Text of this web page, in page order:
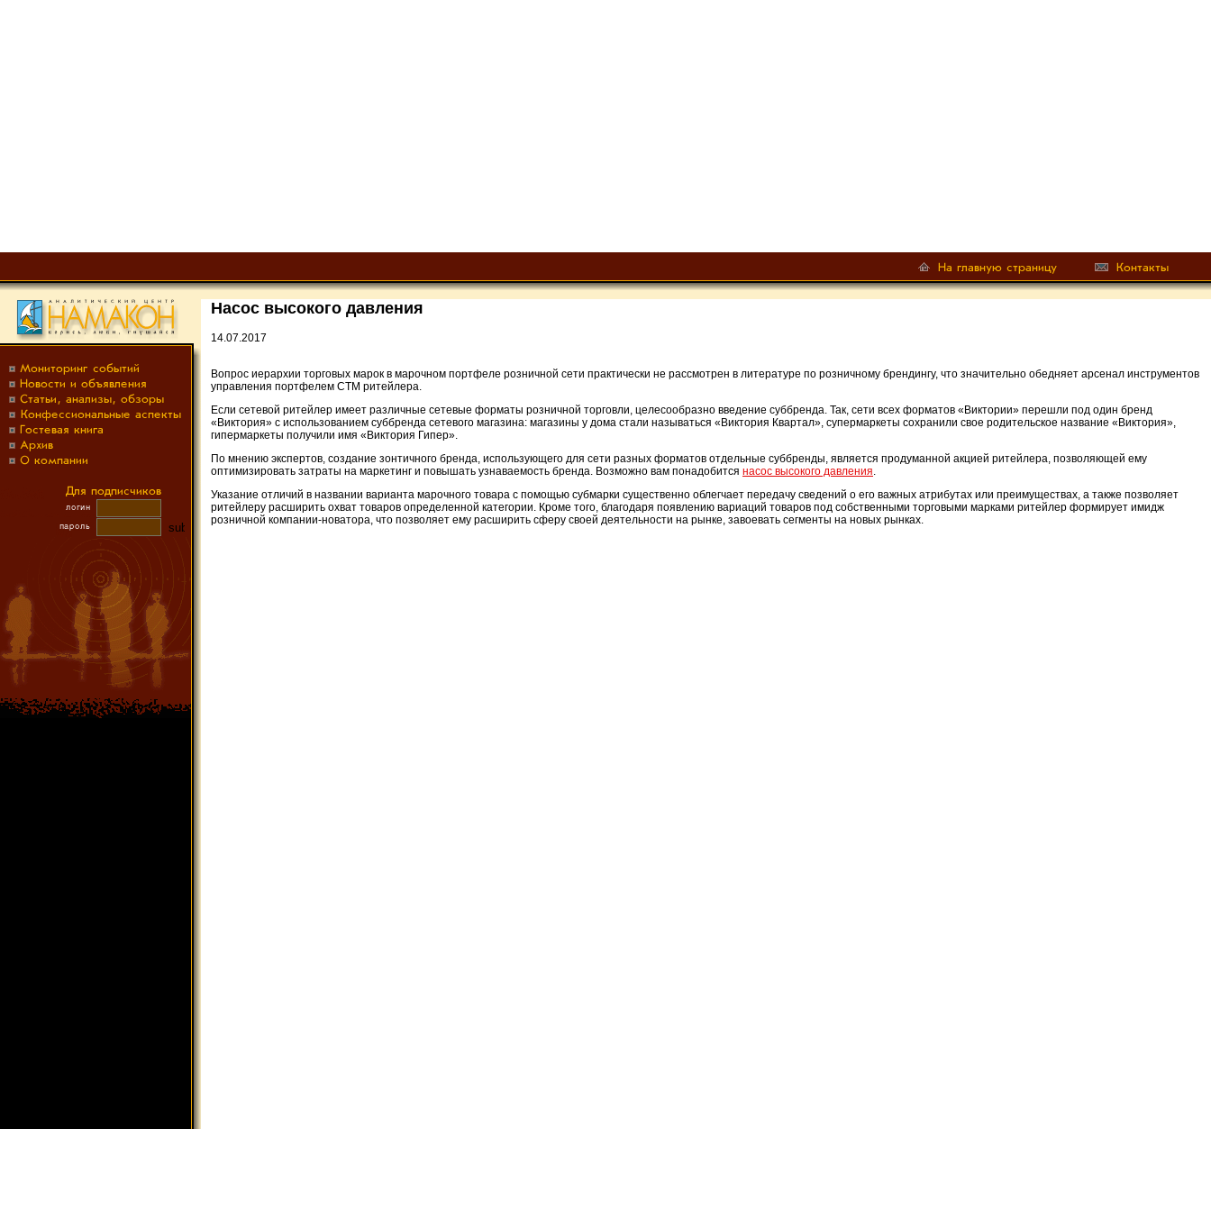
Насос высокого давления
14.07.2017
Вопрос иерархии торговых марок в марочном портфеле розничной сети практически не рассмотрен в литературе по розничному брендингу, что значительно обедняет арсенал инструментов
управления портфелем СТМ ритейлера.
Если сетевой ритейлер имеет различные сетевые форматы розничной торговли, целесообразно введение суббренда. Так, сети всех форматов «Виктории» перешли под один бренд
«Виктория» с использованием суббренда сетевого магазина: магазины у дома стали называться «Виктория Квартал», супермаркеты сохранили свое родительское название «Виктория»,
гипермаркеты получили имя «Виктория Гипер».
По мнению экспертов, создание зонтичного бренда, использующего для сети разных форматов отдельные суббренды, является продуманной акцией ритейлера, позволяющей ему
оптимизировать затраты на маркетинг и повышать узнаваемость бренда. Возможно вам понадобится насос высокого давления.
Указание отличий в названии варианта марочного товара с помощью субмарки существенно облегчает передачу сведений о его важных атрибутах или преимуществах, а также позволяет
ритейлеру расширить охват товаров определенной категории. Кроме того, благодаря появлению вариаций товаров под собственными торговыми марками ритейлер формирует имидж
розничной компании-новатора, что позволяет ему расширить сферу своей деятельности на рынке, завоевать сегменты на новых рынках.